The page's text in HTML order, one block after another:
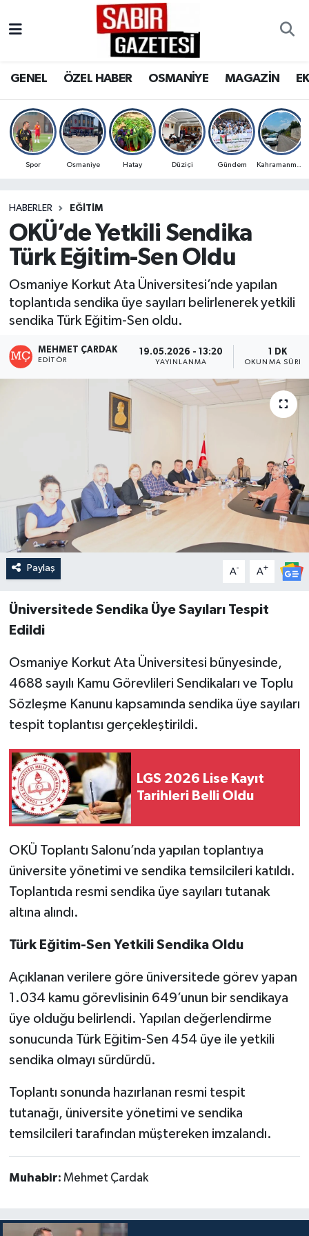
GENEL ÖZEL HABER OSMANİYE MAGAZİN
Spor Osmaniye Hatay Düziçi Gündem
HABERLER EĞITIM
OKÜ’de Yetkili Sendika
Türk Eğitim-Sen Oldu
Osmaniye Korkut Ata Üniversitesi’nde yapılan
toplantıda sendika üye sayıları belirlenerek yetkili
sendika Türk Eğitim-Sen oldu.
MEHMET ÇARDAK
EDITÖR
19.05.2026 - 13:20
YAYINLANMA
1 DK
OKUNMA
Paylaş A- A+
Üniversitede Sendika Üye Sayıları Tespit
Edildi
Osmaniye Korkut Ata Üniversitesi bünyesinde,
4688 sayılı Kamu Görevlileri Sendikaları ve Toplu
Sözleşme Kanunu kapsamında sendika üye sayıları
tespit toplantısı gerçekleştirildi.
LGS 2026 Lise Kayıt
Tarihleri Belli Oldu
OKÜ Toplantı Salonu’nda yapılan toplantıya
üniversite yönetimi ve sendika temsilcileri katıldı.
Toplantıda resmi sendika üye sayıları tutanak
altına alındı.
Türk Eğitim-Sen Yetkili Sendika Oldu
Açıklanan verilere göre üniversitede görev yapan
1.034 kamu görevlisinin 649’unun bir sendikaya
üye olduğu belirlendi. Yapılan değerlendirme
sonucunda Türk Eğitim-Sen 454 üye ile yetkili
sendika olmayı sürdürdü.
Toplantı sonunda hazırlanan resmi tespit
tutanağı, üniversite yönetimi ve sendika
temsilcileri tarafından müştereken imzalandı.
Muhabir: Mehmet Çardak
OSMANİYE
MAGAZİN
SPOR
RESMİ İLANLAR
Osmaniye Nöbetçi Eczaneler
Osmaniye Trafik Yoğunluk Haritası
Süper Lig Puan Durumu ve Fikstür
Son Dakika Haberleri
Haber Arşivi